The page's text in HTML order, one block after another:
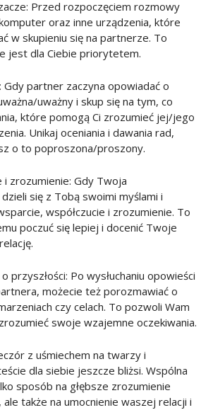
Przed rozpoczęciem rozmowy
oraz inne urządzenia, które
w skupieniu się na partnerze. To
jest dla Ciebie priorytetem.
Gdy partner zaczyna opowiadać o
uważny i skup się na tym, co
które pomogą Ci zrozumieć jej/jego
Unikaj oceniania i dawania rad,
o to poproszona/proszony.
i zrozumienie: Gdy Twoja
się z Tobą swoimi myślami i
współczucie i zrozumienie. To
poczuć się lepiej i docenić Twoje
przyszłości: Po wysłuchaniu opowieści
możecie też porozmawiać o
czy celach. To pozwoli Wam
swoje wzajemne oczekiwania.
z uśmiechem na twarzy i
dla siebie jeszcze bliżsi. Wspólna
sposób na głębsze zrozumienie
także na umocnienie waszej relacji i